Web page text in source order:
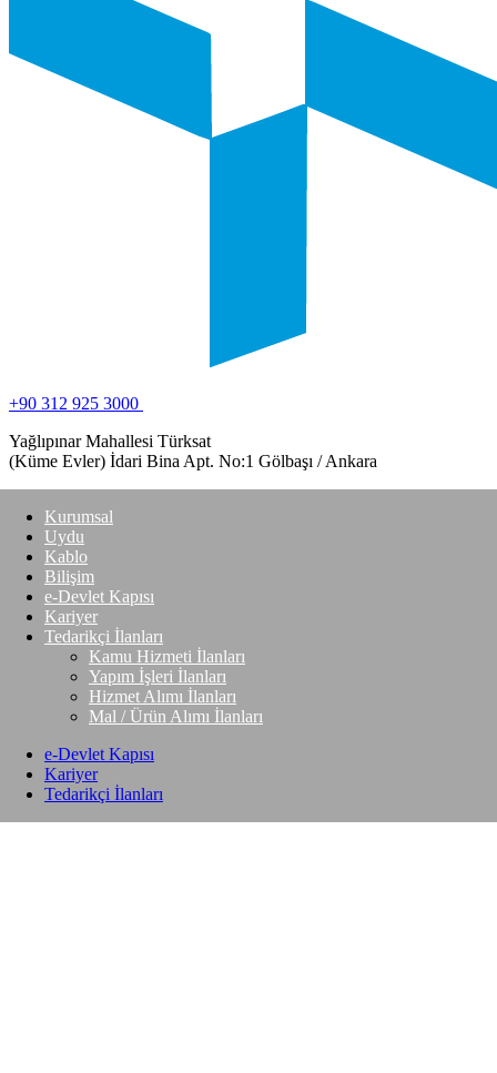
Kurumsal
Uydu
Kablo
Bilişim
e-Devlet Kapısı
Kariyer
Tedarikçi İlanları
Kamu Hizmeti İlanları
Yapım İşleri İlanları
Hizmet Alımı İlanları
Mal / Ürün Alımı İlanları
e-Devlet Kapısı
Kariyer
Tedarikçi İlanları
+90 312 925 3000
Yağlıpınar Mahallesi Türksat
(Küme Evler) İdari Bina Apt. No:1 Gölbaşı / Ankara